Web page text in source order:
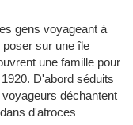
gens voyageant à
sur une île
une famille pour
D'abord séduits
déchantent
d'atroces